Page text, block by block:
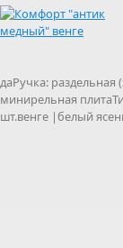
даРучка:
минирельная
шт.венге |белый